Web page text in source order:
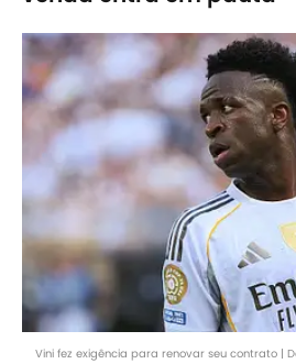
Vini fez exigência para renovar seu contrato |